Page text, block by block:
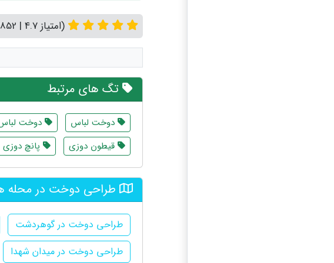
(امتیاز 4.7 | 2852 رای)
تگ های مرتبط
دوخت لباس دوخت
قیطون دوزی
پانچ دوزی
طراحی دوخت در محله
طراحی دوخت در گوهردشت
طراحی دوخت در میدان شهدا